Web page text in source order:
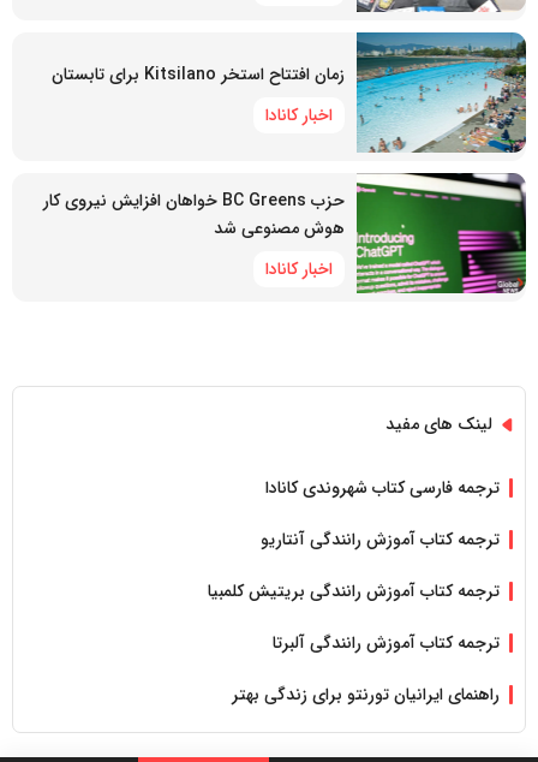
زمان افتتاح استخر Kitsilano برای تابستان
اخبار کانادا
حزب BC Greens خواهان افزایش نیروی کار
هوش مصنوعی شد
اخبار کانادا
لینک های مفید
ترجمه فارسی کتاب شهروندی کانادا
ترجمه کتاب آموزش رانندگی آنتاریو
ترجمه کتاب آموزش رانندگی بریتیش کلمبیا
ترجمه کتاب آموزش رانندگی آلبرتا
راهنمای ایرانیان تورنتو برای زندگی بهتر